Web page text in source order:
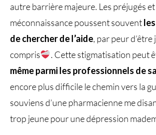
autre barrière majeure. Les préjugés et
méconnaissance poussent souvent
de chercher de l’aide, par peur d’être
compris
. Cette stigmatisation peut
même parmi les professionnels de
encore plus difficile le chemin vers la
souviens d’une pharmacienne me
trop jeune pour une dépression